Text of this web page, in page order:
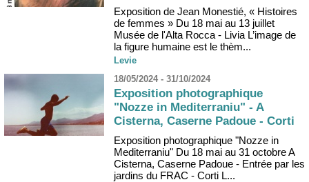
Exposition de Jean Monestié, « Histoires
de femmes » Du 18 mai au 13 juillet
Musée de l'Alta Rocca - Livia L’image de
la figure humaine est le thèm...
Levie
18/05/2024 - 31/10/2024
Exposition photographique
"Nozze in Mediterraniu" - A
Cisterna, Caserne Padoue - Corti
Exposition photographique "Nozze in
Mediterraniu" Du 18 mai au 31 octobre A
Cisterna, Caserne Padoue - Entrée par les
jardins du FRAC - Corti L...